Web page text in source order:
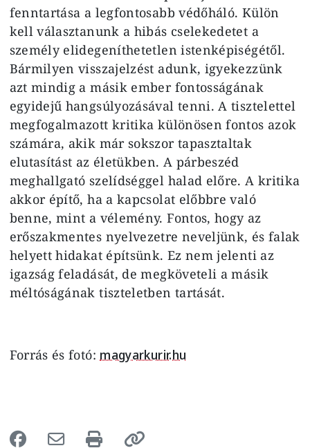
fenntartása a legfontosabb védőháló. Külön
kell választanunk a hibás cselekedetet a
személy elidegeníthetetlen istenképiségétől.
Bármilyen visszajelzést adunk, igyekezzünk
azt mindig a másik ember fontosságának
egyidejű hangsúlyozásával tenni. A tisztelettel
megfogalmazott kritika különösen fontos azok
számára, akik már sokszor tapasztaltak
elutasítást az életükben. A párbeszéd
meghallgató szelídséggel halad előre. A kritika
akkor építő, ha a kapcsolat előbbre való
benne, mint a vélemény. Fontos, hogy az
erőszakmentes nyelvezetre neveljünk, és falak
helyett hidakat építsünk. Ez nem jelenti az
igazság feladását, de megköveteli a másik
méltóságának tiszteletben tartását.
Forrás és fotó: magyarkurir.hu